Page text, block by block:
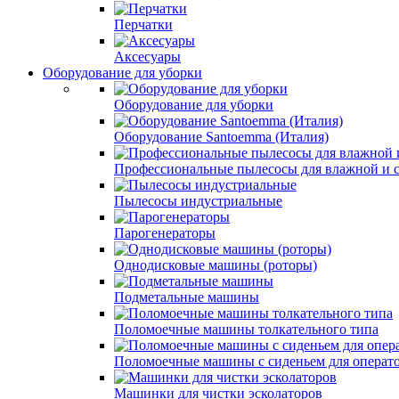
Перчатки
Аксесуары
Оборудование для уборки
Оборудование для уборки
Оборудование Santoemma (Италия)
Профессиональные пылесосы для влажной и
Пылесосы индустриальные
Парогенераторы
Однодисковые машины (роторы)
Подметальные машины
Поломоечные машины толкательного типа
Поломоечные машины с сиденьем для
Машинки для чистки эсколаторов